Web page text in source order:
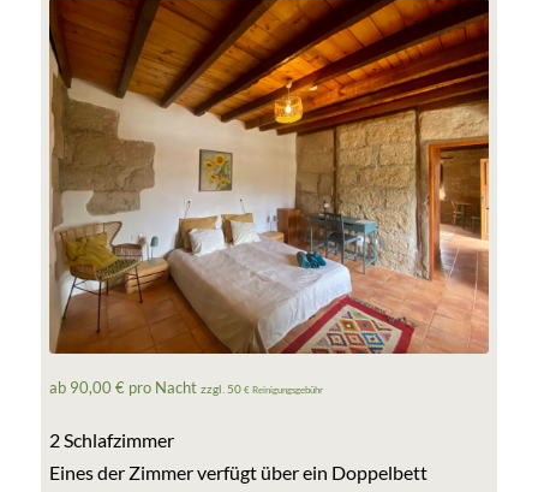
ab 90,00 € pro Nachtzzgl. 50€ Reinigungsgebühr
2 Schlafzimmer
Eines der Zimmer verfügt über ein Doppelbett